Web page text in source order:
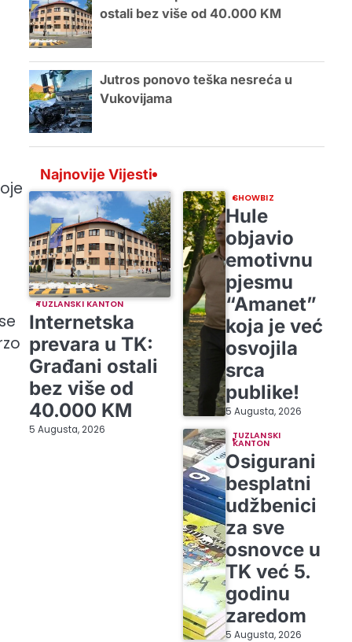
ostali bez više od 40.000 KM
Jutros ponovo teška nesreća u
Vukovijama
Najnovije Vijesti
TUZLANSKI KANTON
Internetska
prevara u TK:
Građani ostali
bez više od
40.000 KM
5 Augusta, 2026
SHOWBIZ
Hule
objavio
emotivnu
pjesmu
“Amanet”
koja je već
osvojila
srca
publike!
5 Augusta, 2026
TUZLANSKI
KANTON
Osigurani
besplatni
udžbenici
za sve
osnovce u
TK već 5.
godinu
zaredom
5 Augusta, 2026